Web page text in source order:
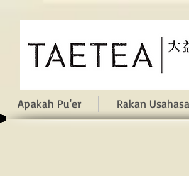
Apakah Pu'er Rakan